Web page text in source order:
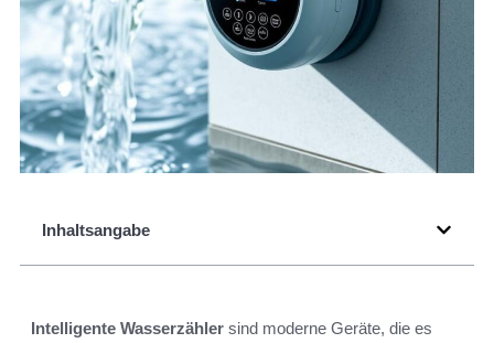
Inhaltsangabe
Intelligente Wasserzähler sind moderne Geräte, die es